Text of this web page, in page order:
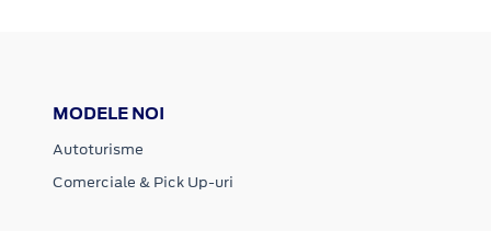
MODELE NOI
Autoturisme
Comerciale & Pick Up-uri